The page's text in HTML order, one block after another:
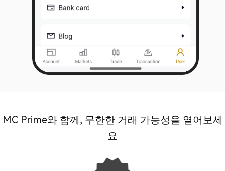
MC Prime와 함께, 무한한 거래 가능성을 열어보세
요